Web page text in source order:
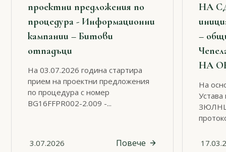
проектни предложения по
процедура - Информационни
кампании – Битови
отпадъци
На 03.07.2026 година стартира
прием на проектни предложения
по процедура с номер
BG16FFPR002-2.009 -...
3.07.2026 Повече
НА
–
НА
На
ЗЮЛНЦ